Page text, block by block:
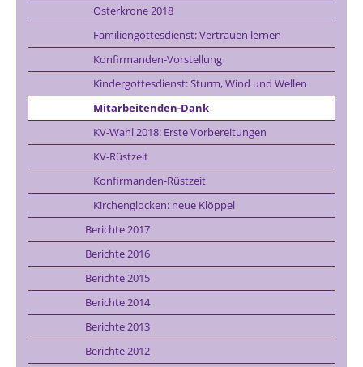
Osterkrone 2018
Familiengottesdienst: Vertrauen lernen
Konfirmanden-Vorstellung
Kindergottesdienst: Sturm, Wind und Wellen
Mitarbeitenden-Dank
KV-Wahl 2018: Erste Vorbereitungen
KV-Rüstzeit
Konfirmanden-Rüstzeit
Kirchenglocken: neue Klöppel
Berichte 2017
Berichte 2016
Berichte 2015
Berichte 2014
Berichte 2013
Berichte 2012